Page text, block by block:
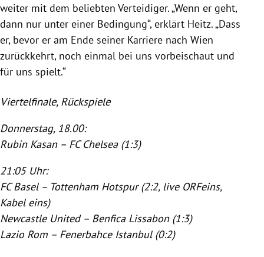
weiter mit dem beliebten Verteidiger. „Wenn er geht,
dann nur unter einer Bedingung“, erklärt Heitz. „Dass
er, bevor er am Ende seiner Karriere nach Wien
zurückkehrt, noch einmal bei uns vorbeischaut und
für uns spielt.“
Viertelfinale, Rückspiele
Donnerstag, 18.00:
Rubin Kasan– FC Chelsea(1:3)
21:05 Uhr:
FC Basel– Tottenham Hotspur(2:2, live ORFeins,
Kabel eins)
Newcastle United– Benfica Lissabon(1:3)
Lazio Rom – Fenerbahce Istanbul(0:2)